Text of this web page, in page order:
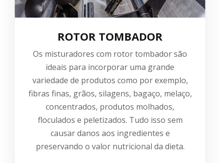
ROTOR TOMBADOR
Os misturadores com rotor tombador são
ideais para incorporar uma grande
variedade de produtos como por exemplo,
fibras finas, grãos, silagens, bagaço, melaço,
concentrados, produtos molhados,
floculados e peletizados. Tudo isso sem
causar danos aos ingredientes e
preservando o valor nutricional da dieta.